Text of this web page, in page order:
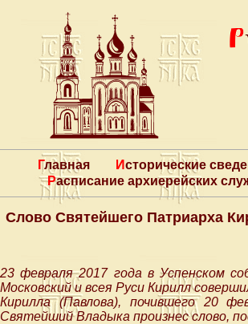
Главная Исторические
Расписание архиерейских
Слово Святейшего Патриарха
23 февраля 2017 года в Успенском
Московский и всея Руси Кирилл
Кирилла (Павлова), почившего 20
Святейший Владыка произнес слово,